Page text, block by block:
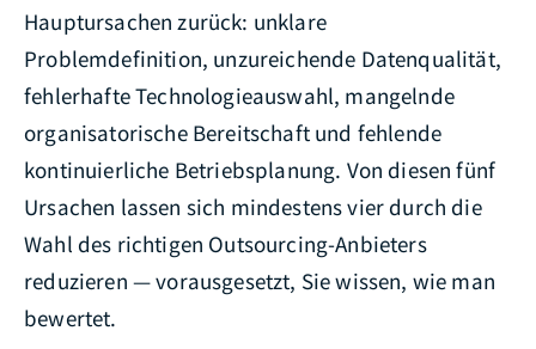
Hauptursachen zurück: unklare
Problemdefinition, unzureichende Datenqualität,
fehlerhafte Technologieauswahl, mangelnde
organisatorische Bereitschaft und fehlende
kontinuierliche Betriebsplanung. Von diesen fünf
Ursachen lassen sich mindestens vier durch die
Wahl des richtigen Outsourcing-Anbieters
reduzieren — vorausgesetzt, Sie wissen, wie man
bewertet.